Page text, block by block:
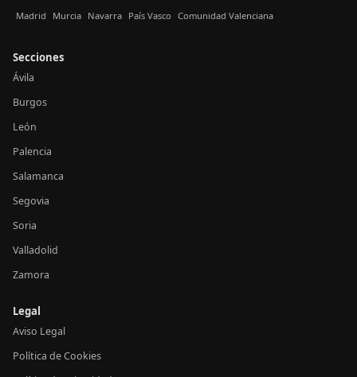
Madrid Murcia Navarra País Vasco Comunidad Valenciana
Secciones
Ávila
Burgos
León
Palencia
Salamanca
Segovia
Soria
Valladolid
Zamora
Legal
Aviso Legal
Política de Cookies